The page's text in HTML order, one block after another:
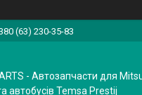
(63) 230-35-83
- Автозапчасти для
автобусiв Temsa Prestij